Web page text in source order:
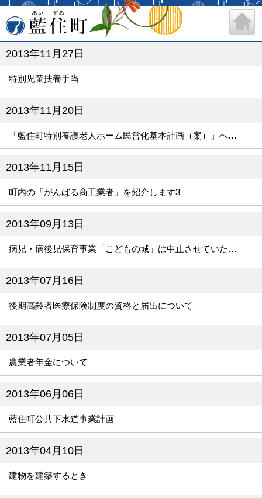
藍住町
2013年11月27日
特別児童扶養手当
2013年11月20日
「藍住町特別養護老人ホーム民営化基本計画（案）」への意見募集（パブリックコメント）の結果報告
2013年11月15日
町内の「がんばる商工業者」を紹介します3
2013年09月13日
病児・病後児保育事業「こどもの城」は中止させていただきます。
2013年07月16日
後期高齢者医療保険制度の資格と届出について
2013年07月05日
農業者年金について
2013年06月06日
藍住町公共下水道事業計画
2013年04月10日
建物を建築するとき